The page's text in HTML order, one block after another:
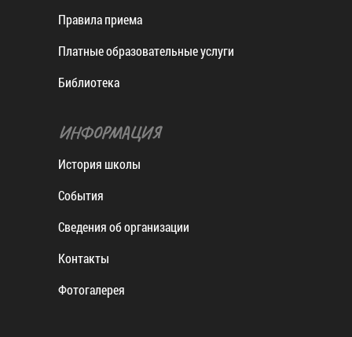
Правила приема
Платные образовательные услуги
Библиотека
ИНФОРМАЦИЯ
История школы
События
Сведения об организации
Контакты
Фотогалерея